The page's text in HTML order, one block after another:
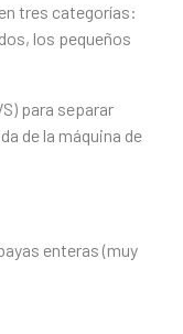
tres categorías:
los pequeños
para separar
de la máquina de
enteras (muy